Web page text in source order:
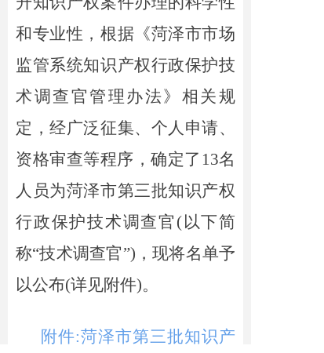
和专业性，根据《菏泽市市场
监管系统知识产权行政保护技
术调查官管理办法》相关规
定，经广泛征集、个人申请、
资格审查等程序，确定了13名
人员为菏泽市第三批知识产权
行政保护技术调查官(以下简
称“技术调查官”)，现将名单予
以公布(详见附件)。
附件:菏泽市第三批知识产